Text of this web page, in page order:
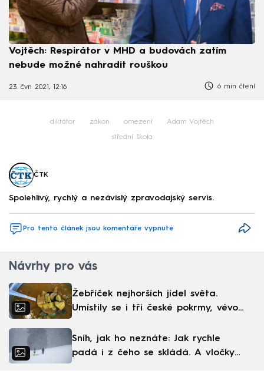
Vojtěch: Respirátor v MHD a budovách zatím
nebude možné nahradit rouškou
23. čvn 2021, 12:16 6 min čtení
diktátor zákon omezení Adam Vojtěch
střední škola
ČTK
Spolehlivý, rychlý a nezávislý zpravodajský servis.
Pro tento článek jsou komentáře vypnuté
Návrhy pro vás
Žebříček nejhorších jídel světa.
Umístily se i tři české pokrmy, vévodí
Sníh, jak ho neznáte: Jak rychle
padá i z čeho se skládá. A vločky